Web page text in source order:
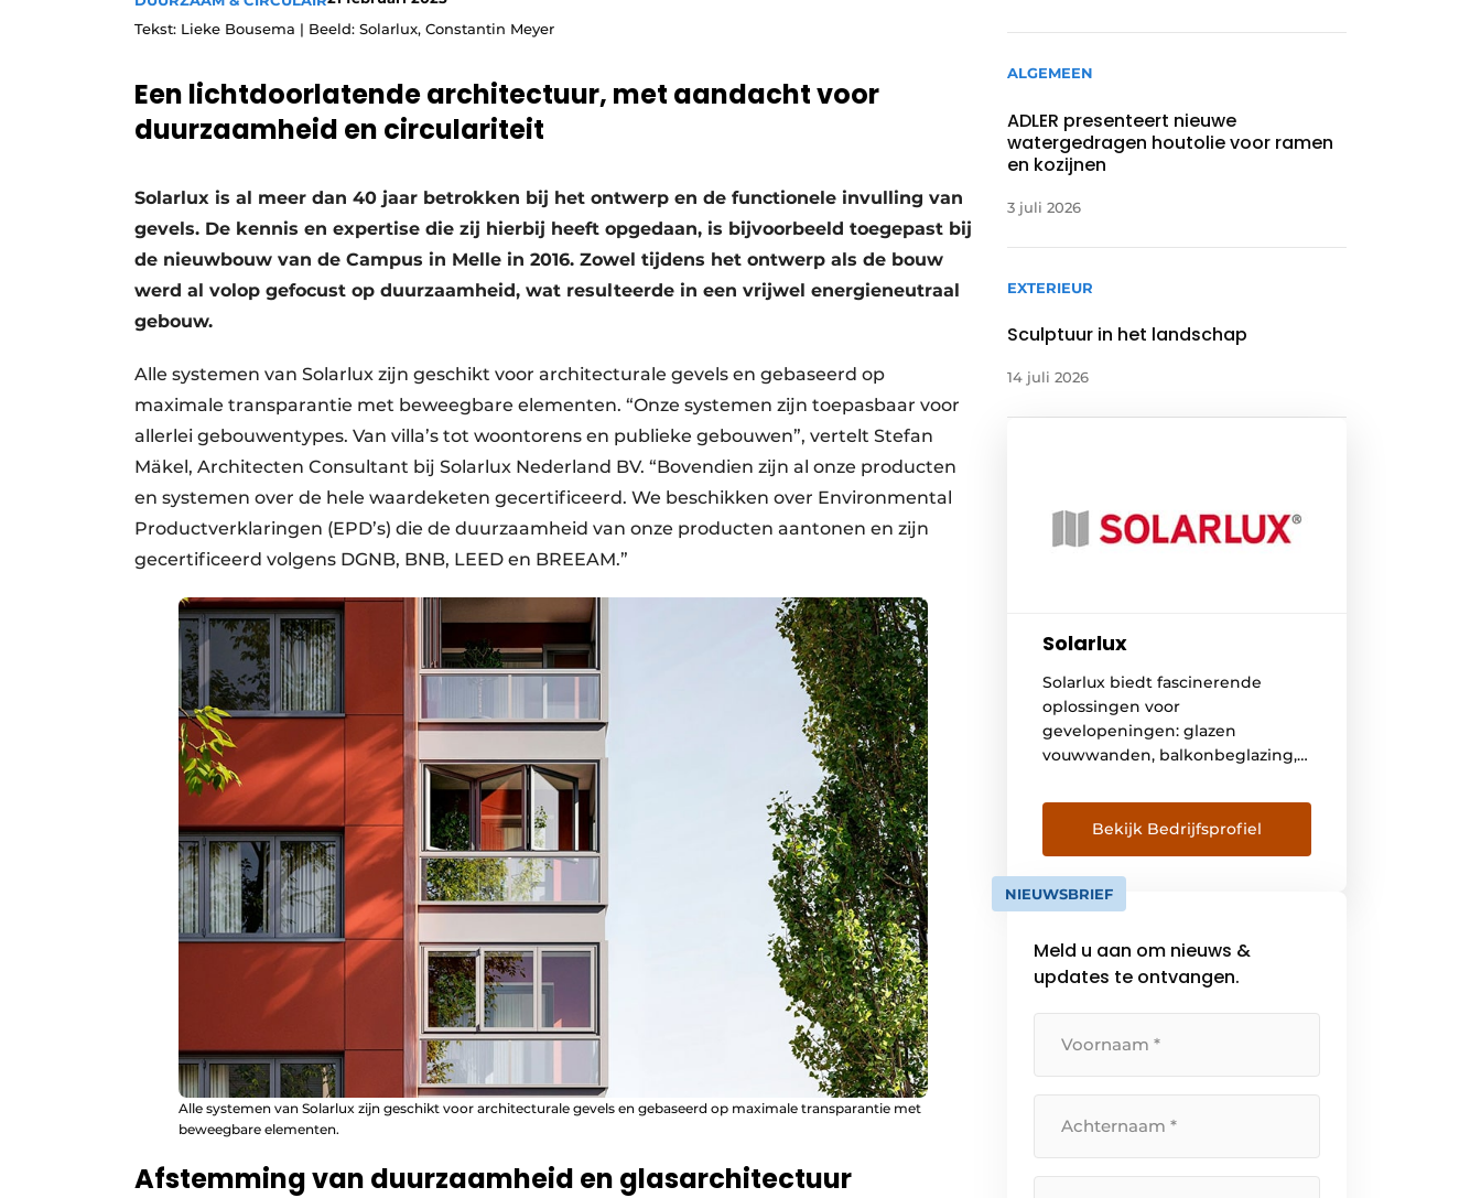
Tekst: Lieke Bousema | Beeld: Solarlux, Constantin Meyer
Een lichtdoorlatende architectuur, met aandacht voor
duurzaamheid en circulariteit
Solarlux is al meer dan 40 jaar betrokken bij het ontwerp en de functionele invulling van
gevels. De kennis en expertise die zij hierbij heeft opgedaan, is bijvoorbeeld toegepast bij
de nieuwbouw van de Campus in Melle in 2016. Zowel tijdens het ontwerp als de bouw
werd al volop gefocust op duurzaamheid, wat resulteerde in een vrijwel energieneutraal
gebouw.
Alle systemen van Solarlux zijn geschikt voor architecturale gevels en gebaseerd op
maximale transparantie met beweegbare elementen. “Onze systemen zijn toepasbaar voor
allerlei gebouwentypes. Van villa’s tot woontorens en publieke gebouwen”, vertelt Stefan
Mäkel, Architecten Consultant bij Solarlux Nederland BV. “Bovendien zijn al onze producten
en systemen over de hele waardeketen gecertificeerd. We beschikken over Environmental
Productverklaringen (EPD’s) die de duurzaamheid van onze producten aantonen en zijn
gecertificeerd volgens DGNB, BNB, LEED en BREEAM.”
Alle systemen van Solarlux zijn geschikt voor architecturale gevels en gebaseerd op maximale transparantie met
beweegbare elementen.
Afstemming van duurzaamheid en glasarchitectuur
ALGEMEEN
ADLER presenteert nieuwe
watergedragen houtolie voor ramen
en kozijnen
3 juli 2026
EXTERIEUR
Sculptuur in het landschap
14 juli 2026
Solarlux
Solarlux biedt fascinerende
oplossingen voor
gevelopeningen: glazen
vouwwanden, balkonbeglazing,
toepasbaar in woningbouw of
een zakelijke omgeving.
Kwalitatief hoogwaardige
producten – Made in Germany-
die licht en ruimte creëren voor
Omdat optimaal een ruim begrip
is, bepalen we vooraf samen een
hebben […]
Bekijk Bedrijfsprofiel
NIEUWSBRIEF
Meld u aan om nieuws &
updates te ontvangen.